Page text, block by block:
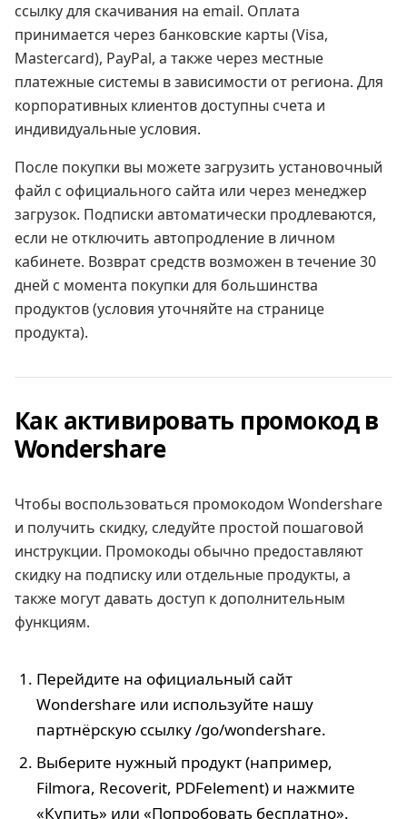
ссылку для скачивания на email. Оплата
принимается через банковские карты (Visa,
Mastercard), PayPal, а также через местные
платежные системы в зависимости от региона. Для
корпоративных клиентов доступны счета и
индивидуальные условия.
После покупки вы можете загрузить установочный
файл с официального сайта или через менеджер
загрузок. Подписки автоматически продлеваются,
если не отключить автопродление в личном
кабинете. Возврат средств возможен в течение 30
дней с момента покупки для большинства
продуктов (условия уточняйте на странице
продукта).
Как активировать промокод в
Wondershare
Чтобы воспользоваться промокодом Wondershare
и получить скидку, следуйте простой пошаговой
инструкции. Промокоды обычно предоставляют
скидку на подписку или отдельные продукты, а
также могут давать доступ к дополнительным
функциям.
Перейдите на официальный сайт
Wondershare или используйте нашу
партнёрскую ссылку /go/wondershare.
Выберите нужный продукт (например,
Filmora, Recoverit, PDFelement) и нажмите
«Купить» или «Попробовать бесплатно».